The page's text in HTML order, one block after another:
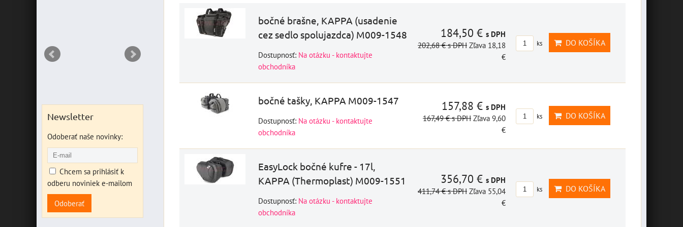
bočné brašne, KAPPA (usadenie
cez sedlo spolujazdca) M009-1548
Dostupnosť: Na otázku - kontaktujte
obchodníka
184,50 € s DPH
202,68 €s DPH Zľava 18,18
€
ks DO KOŠÍKA
bočné tašky, KAPPA M009-1547
Dostupnosť: Na otázku - kontaktujte
obchodníka
157,88 € s DPH
167,49 €s DPH Zľava 9,60
€
ks DO KOŠÍKA
EasyLock bočné kufre - 17l,
KAPPA (Thermoplast) M009-1551
Dostupnosť: Na otázku - kontaktujte
obchodníka
356,70 € s DPH
411,74 €s DPH Zľava 55,04
€
ks DO KOŠÍKA
Newsletter
Odoberať naše novinky:
Chcem sa prihlásiť k
odberu noviniek e-mailom
Odoberať